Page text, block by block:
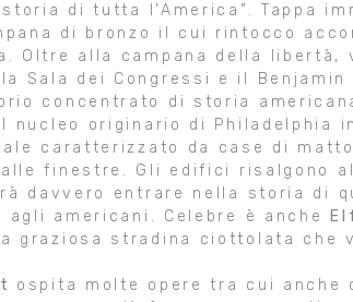
di tutta l’America”. Tappa
di bronzo il cui rintocco
Oltre alla campana della libertà,
Sala dei Congressi e il
concentrato di storia
originario di Philadelphia
caratterizzato da case di
finestre. Gli edifici risalgono
davvero entrare nella storia di
americani. Celebre è anche
graziosa stradina ciottolata che
ospita molte opere tra cui anche